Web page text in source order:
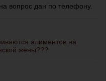
вопрос дан по телефону.
алиментов на
жены???